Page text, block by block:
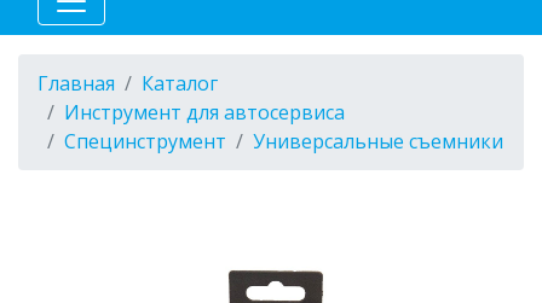
Главная
Каталог
Инструмент для автосервиса
Специнструмент
Универсальные съемники